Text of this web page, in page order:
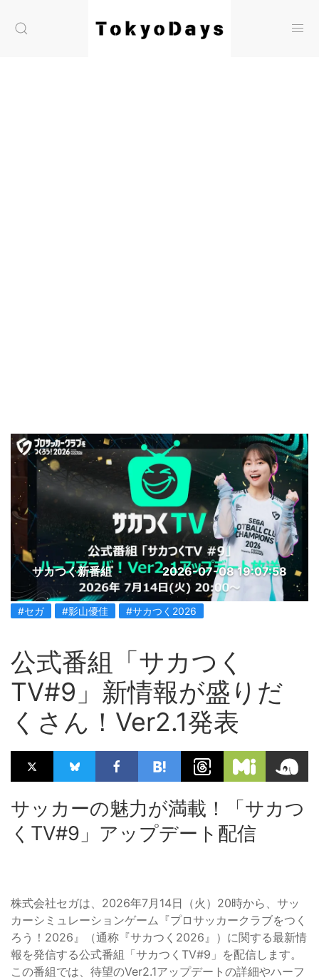
サカつく新番組 2026-07-08 19:07:58
#セガ #影山優佳 #サカつく2026
公式番組「サカつく
TV#9」新情報が盛りだ
くさん！Ver2.1発表
サッカーの魅力が満載！「サカつ
くTV#9」アップデート配信
株式会社セガは、2026年7月14日（火）20時から、サッ
カーシミュレーションゲーム『プロサッカークラブをつく
ろう！2026』（通称『サカつく2026』）に関する最新情
報を発信する公式番組「サカつくTV#9」を配信します。
この番組では、待望のVer2.1アップデートの詳細やハーフ